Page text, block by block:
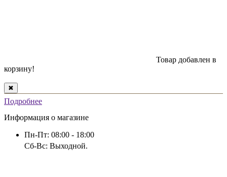
Товар добавлен в
корзину!
✖
Подробнее
Информация о магазине
Пн-Пт: 08:00 - 18:00
Сб-Вс: Выходной.